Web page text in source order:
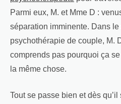
Parmi eux, M. et Mme D :
séparation imminente. Dans le
psychothérapie de couple, M.
comprends pas pourquoi ça
la même chose.
Tout se passe bien et dès qu’il